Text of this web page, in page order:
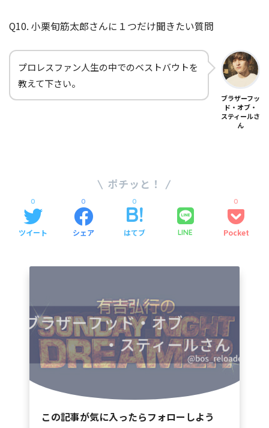
Q10. 小栗旬筋太郎さんに１つだけ聞きたい質問
プロレスファン人生の中でのベストバウトを
教えて下さい。
ブラザーフッ
ド・オブ・
スティールさ
ん
ツイート
0
シェア
0
はてブ
0
LINE Pocket
0
この記事が気に入ったらフォローしよう